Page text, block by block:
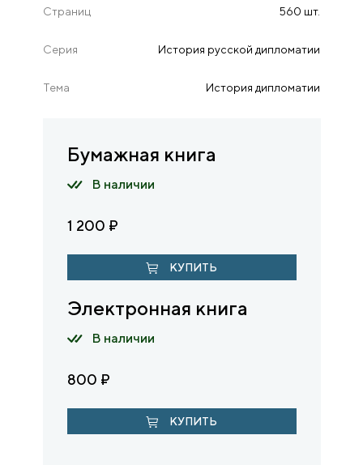
Страниц 560 шт.
Серия История русской дипломатии
Тема История дипломатии
Бумажная книга
В наличии
1 200 ₽
КУПИТЬ
Электронная книга
В наличии
800 ₽
КУПИТЬ